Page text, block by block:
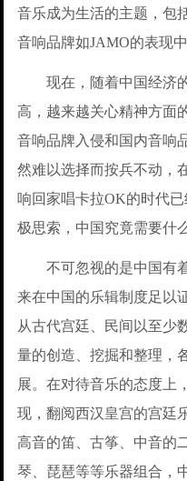
音乐成为生活的主题，包
音响品牌如JAMO的表现
现在，随着中国经济的
高，越来越关心精神方面
音响品牌入侵和国内音响
然难以选择而按兵不动，
响回家唱卡拉OK的时代
极思索，中国究竟需要什
不可忽视的是中国有着
来在中国的乐辑制度足以
从古代宫廷、民间以至少
量的创造、挖掘和整理，
展。在对待音乐的态度上
现，翻阅西汉皇宫的宫廷
高音的笛、古筝、中音的
琴、琵琶等等乐器组合，